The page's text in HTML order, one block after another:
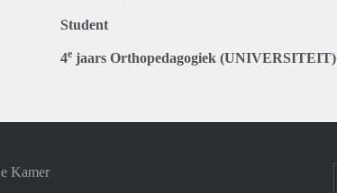
Student
4e jaars Orthopedagogiek (UNIVERSITEIT)
Kamer